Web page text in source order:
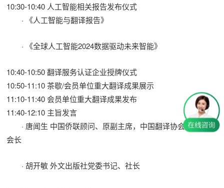
10:30-10:40 人工智能相关报告发布仪式
· 《人工智能与翻译报告》
· 《全球人工智能2024数据驱动未来智能》
10:40-10:50 翻译服务认证企业授牌仪式
10:50-11:10 茶歇/会员单位重大翻译成果展示
11:10-11:40 会员单位重大翻译成果发布
11:40-12:10 主旨发言
· 唐闻生 中国侨联顾问、原副主席，中国翻译协会原常务副
会长
· 胡开敏 外文出版社党委书记、社长